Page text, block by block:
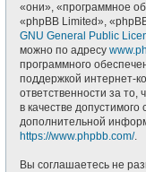
«они», «программное
«phpBB Limited»,
GNU General Public
можно по адресу
программного
поддержкой интернет-
ответственности за
в качестве
дополнительной
https://www.phpbb.com/.
Вы соглашаетесь не